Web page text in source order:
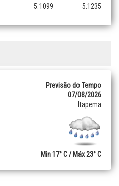
5.1099 5.1235
Previsão do Tempo
07/08/2026
Itapema
Min 17° C / Máx 23° C